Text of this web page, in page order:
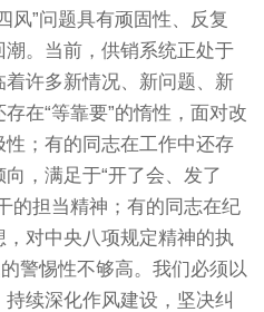
风”问题具有顽固性、反复
。当前，供销系统正处于
许多新情况、新问题、新
在“等靠要”的惰性，面对改
；有的同志在工作中还存
，满足于“开了会、发了
的担当精神；有的同志在纪
对中央八项规定精神的执
警惕性不够高。我们必须以
续深化作风建设，坚决纠